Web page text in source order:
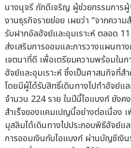
นางนุจรี ภักดีเจริญ ผู้ช่วยกรรมการ
งานธุรกิจรายย่อย เผยว่า "จากความ
รับฝากอัลฮัจย์และอุมเราะห์ ตลอด
ส่งเสริมการออมและการวางแผนทา
เจตนาที่ดี เพื่อเตรียมความพร้อมใน
ฮัจย์และอุมเราะห์ ซึ่งเป็นศาสนกิจที่
โดยมีผู้ได้รับสิทธิ์เดินทางไปทำฮัจย์แ
จำนวน 224 ราย ในปีนี้ไอแบงก์ ยัง
สำเร็จของแคมเปญนี้อย่างต่อเนื่อง
มุสลิมได้เดินทางไปประกอบพิธีฮัจย์แล
การออมเงินกับไอแบงก์ ผ่านบัญชีเงิ